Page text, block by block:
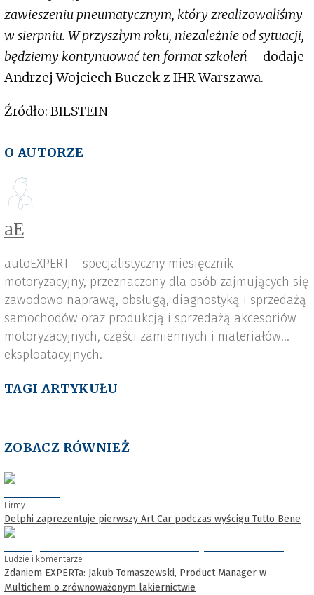
zawieszeniu pneumatycznym, który zrealizowaliśmy
w sierpniu. W przyszłym roku, niezależnie od sytuacji,
będziemy kontynuować ten format szkoleń – dodaje
Andrzej Wojciech Buczek z IHR Warszawa.
Źródło: BILSTEIN
O AUTORZE
aE
autoEXPERT – specjalistyczny miesięcznik
motoryzacyjny, przeznaczony dla osób zajmujących się
zawodowo naprawą, obsługą, diagnostyką i sprzedażą
samochodów oraz produkcją i sprzedażą akcesoriów
motoryzacyjnych, części zamiennych i materiałów
eksploatacyjnych.
TAGI ARTYKUŁU
ZOBACZ RÓWNIEŻ
Firmy
Delphi zaprezentuje pierwszy Art Car podczas wyścigu Tutto Bene
Ludzie i komentarze
Zdaniem EXPERTa: Jakub Tomaszewski, Product Manager w
Multichem o zrównoważonym lakiernictwie